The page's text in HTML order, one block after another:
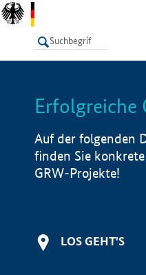
LISTE
Erfolgreiche
Auf der folgenden
finden Sie
GRW-Projekte!
LOS GEHT'S